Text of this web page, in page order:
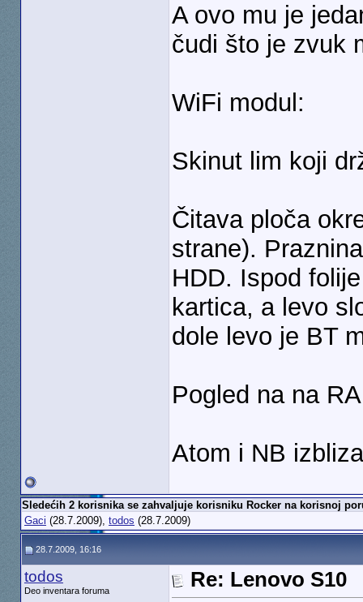
A ovo mu je
čudi što je zvuk
WiFi modul:
Skinut lim koji
Čitava ploča
strane).
HDD. Ispod
kartica, a levo
dole levo je BT
Pogled na na
Atom i NB
Sledećih 2 korisnika se zahvaljuje korisniku Rocker na korisnoj
Gaci (28.7.2009), todos (28.7.2009)
28.7.2009, 16:16
todos
Deo inventara foruma
Re: Lenovo S10